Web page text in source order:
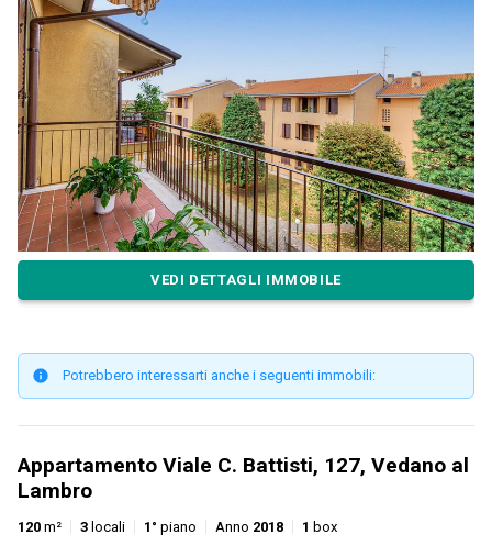
VEDI DETTAGLI IMMOBILE
Potrebbero interessarti anche i seguenti immobili:
Appartamento Viale C. Battisti, 127, Vedano al
Lambro
120 m² 3 locali 1° piano Anno 2018 1 box